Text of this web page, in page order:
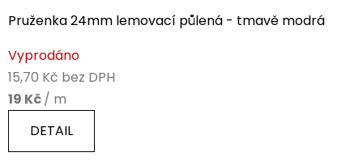
Pruženka 24mm lemovací půlená - tmavě modrá
hodnocení
produktu
je
z
Vyprodáno
15,70 Kč bez DPH
19 Kč/ m
DETAIL